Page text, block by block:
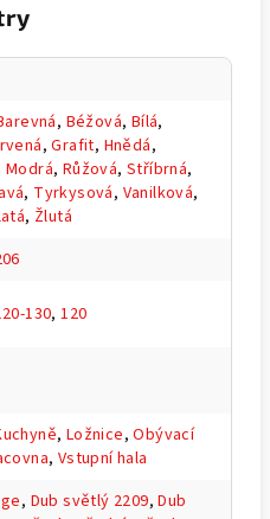
, Béžová, Bílá,
,Grafit, Hnědá,
Modrá, Růžová,Stříbrná,
, Tyrkysová, Vanilková,
, Žlutá
130,120
, Ložnice,Obývací
, Vstupní hala
, Dub světlý 2209,Dub